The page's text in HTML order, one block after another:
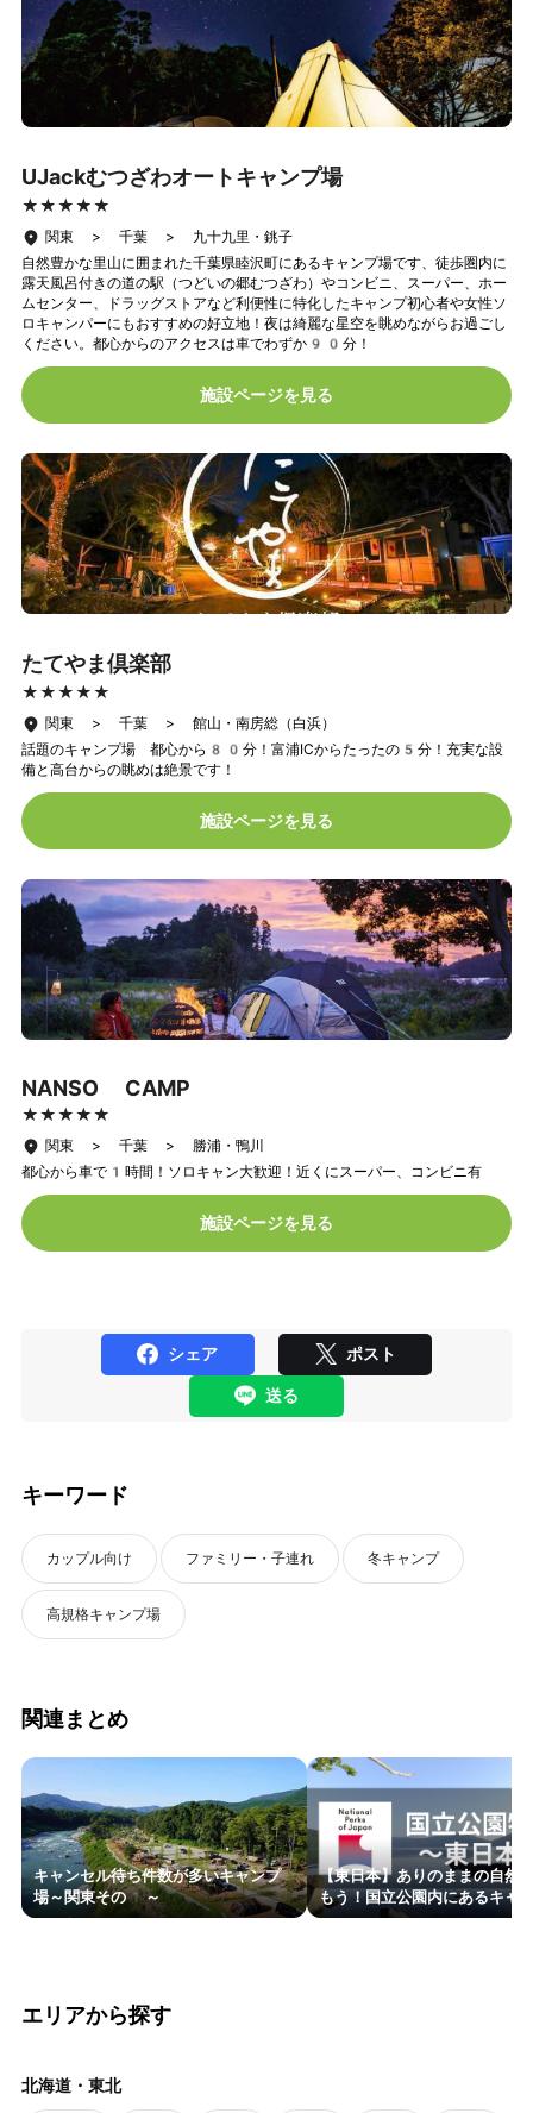
UJackむつざわオートキャンプ場
★★★★★
★★★★★
関東 > 千葉 > 九十九里・銚子
自然豊かな里山に囲まれた千葉県睦沢町にあるキャンプ場です、徒歩圏内に
露天風呂付きの道の駅（つどいの郷むつざわ）やコンビニ、スーパー、ホー
ムセンター、ドラッグストアなど利便性に特化したキャンプ初心者や女性ソ
ロキャンパーにもおすすめの好立地！夜は綺麗な星空を眺めながらお過ごし
ください。都心からのアクセスは車でわずか90分！
施設ページを見る
たてやま倶楽部
★★★★★
★★★★★
関東 > 千葉 > 館山・南房総（白浜）
話題のキャンプ場 都心から80分！富浦ICからたったの5分！充実な設
備と高台からの眺めは絶景です！
施設ページを見る
NANSO CAMP
★★★★★
★★★★★
関東 > 千葉 > 勝浦・鴨川
都心から車で1時間！ソロキャン大歓迎！近くにスーパー、コンビニ有
施設ページを見る
シェア ポスト
送る
キーワード
カップル向け ファミリー・子連れ 冬キャンプ
高規格キャンプ場
関連まとめ
キャンセル待ち件数が多いキャンプ
場～関東その1～
【東日本】ありのままの自然
もう！国立公園内にあるキャ
エリアから探す
北海道・東北